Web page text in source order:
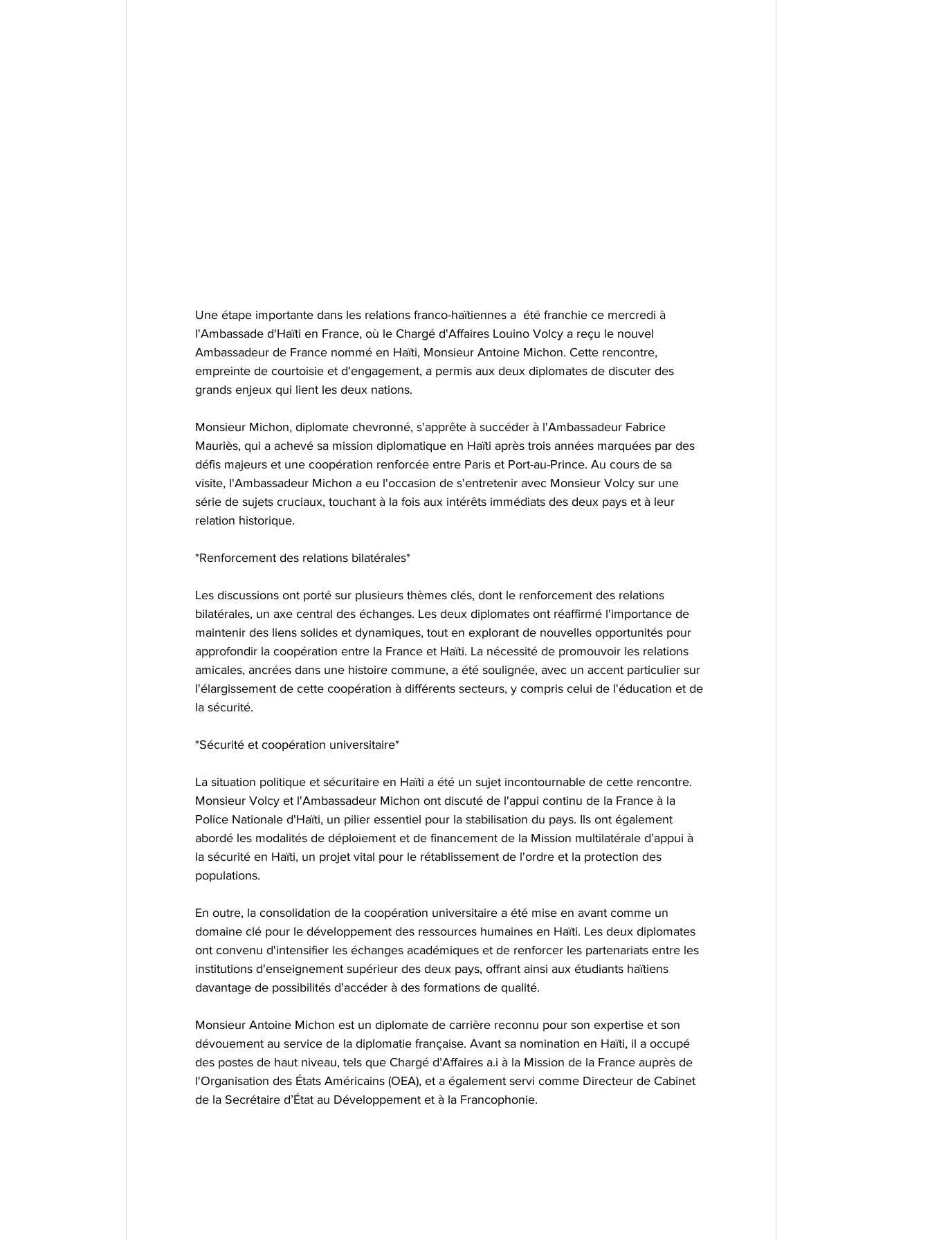
Une étape importante dans les relations franco-haïtiennes a  été franchie ce mercredi à
l'Ambassade d'Haïti en France, où le Chargé d'Affaires Louino Volcy a reçu le nouvel
Ambassadeur de France nommé en Haïti, Monsieur Antoine Michon. Cette rencontre,
empreinte de courtoisie et d'engagement, a permis aux deux diplomates de discuter des
grands enjeux qui lient les deux nations.
Monsieur Michon, diplomate chevronné, s'apprête à succéder à l'Ambassadeur Fabrice
Mauriès, qui a achevé sa mission diplomatique en Haïti après trois années marquées par des
défis majeurs et une coopération renforcée entre Paris et Port-au-Prince. Au cours de sa
visite, l'Ambassadeur Michon a eu l'occasion de s'entretenir avec Monsieur Volcy sur une
série de sujets cruciaux, touchant à la fois aux intérêts immédiats des deux pays et à leur
relation historique.
*Renforcement des relations bilatérales*
Les discussions ont porté sur plusieurs thèmes clés, dont le renforcement des relations
bilatérales, un axe central des échanges. Les deux diplomates ont réaffirmé l'importance de
maintenir des liens solides et dynamiques, tout en explorant de nouvelles opportunités pour
approfondir la coopération entre la France et Haïti. La nécessité de promouvoir les relations
amicales, ancrées dans une histoire commune, a été soulignée, avec un accent particulier sur
l'élargissement de cette coopération à différents secteurs, y compris celui de l'éducation et de
la sécurité.
*Sécurité et coopération universitaire*
La situation politique et sécuritaire en Haïti a été un sujet incontournable de cette rencontre.
Monsieur Volcy et l'Ambassadeur Michon ont discuté de l'appui continu de la France à la
Police Nationale d'Haïti, un pilier essentiel pour la stabilisation du pays. Ils ont également
abordé les modalités de déploiement et de financement de la Mission multilatérale d’appui à
la sécurité en Haïti, un projet vital pour le rétablissement de l'ordre et la protection des
populations.
En outre, la consolidation de la coopération universitaire a été mise en avant comme un
domaine clé pour le développement des ressources humaines en Haïti. Les deux diplomates
ont convenu d'intensifier les échanges académiques et de renforcer les partenariats entre les
institutions d'enseignement supérieur des deux pays, offrant ainsi aux étudiants haïtiens
davantage de possibilités d'accéder à des formations de qualité.
Monsieur Antoine Michon est un diplomate de carrière reconnu pour son expertise et son
dévouement au service de la diplomatie française. Avant sa nomination en Haïti, il a occupé
des postes de haut niveau, tels que Chargé d’Affaires a.i à la Mission de la France auprès de
l'Organisation des États Américains (OEA), et a également servi comme Directeur de Cabinet
de la Secrétaire d’État au Développement et à la Francophonie.